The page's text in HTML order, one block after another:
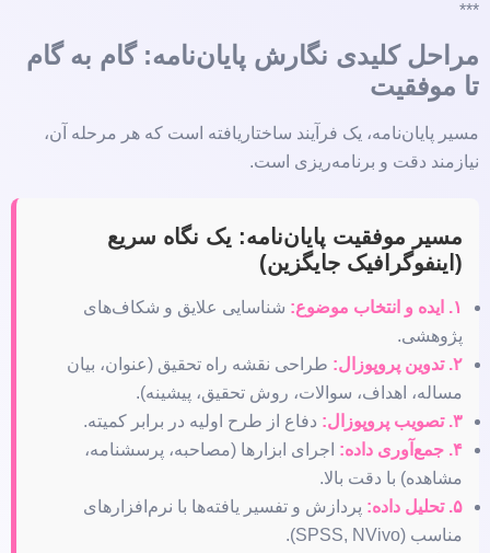
***
مراحل کلیدی نگارش پایان‌نامه: گام به گام
تا موفقیت
مسیر پایان‌نامه، یک فرآیند ساختاریافته است که هر مرحله آن،
نیازمند دقت و برنامه‌ریزی است.
مسیر موفقیت پایان‌نامه: یک نگاه سریع
(اینفوگرافیک جایگزین)
۱. ایده و انتخاب موضوع:
شناسایی علایق و شکاف‌های
پژوهشی.
۲. تدوین پروپوزال:
طراحی نقشه راه تحقیق (عنوان، بیان
مساله، اهداف، سوالات، روش تحقیق، پیشینه).
۳. تصویب پروپوزال:
دفاع از طرح اولیه در برابر کمیته.
۴. جمع‌آوری داده:
اجرای ابزارها (مصاحبه، پرسشنامه،
مشاهده) با دقت بالا.
۵. تحلیل داده:
پردازش و تفسیر یافته‌ها با نرم‌افزارهای
مناسب (SPSS, NVivo).